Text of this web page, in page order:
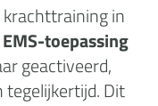
in
EMS-toepassing
geactiveerd,
tegelijkertijd. Dit